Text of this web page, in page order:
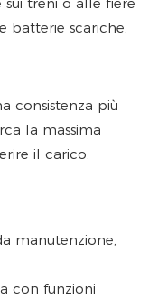
batterie scariche,
consistenza più
la massima
il carico.
manutenzione,
con funzioni